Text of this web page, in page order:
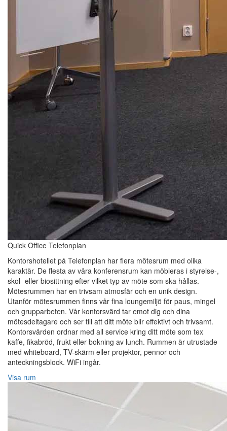
Quick Office Telefonplan
Kontorshotellet på Telefonplan har flera mötesrum med olika
karaktär. De flesta av våra konferensrum kan möbleras i styrelse-,
skol- eller biosittning efter vilket typ av möte som ska hållas.
Mötesrummen har en trivsam atmosfär och en unik design.
Utanför mötesrummen finns vår fina loungemiljö för paus, mingel
och grupparbeten. Vår kontorsvärd tar emot dig och dina
mötesdeltagare och ser till att ditt möte blir effektivt och trivsamt.
Kontorsvärden ordnar med all service kring ditt möte som tex
kaffe, fikabröd, frukt eller bokning av lunch. Rummen är utrustade
med whiteboard, TV-skärm eller projektor, pennor och
anteckningsblock. WiFi ingår.
Visa rum